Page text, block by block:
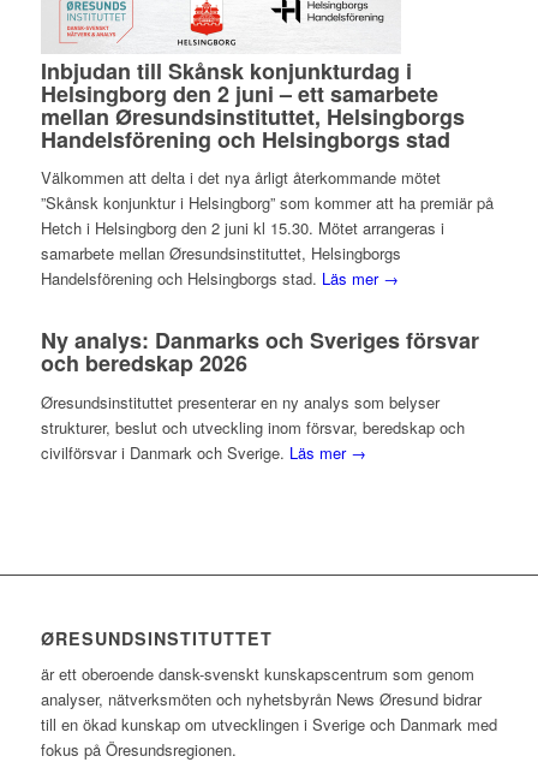
Inbjudan till Skånsk konjunkturdag i
Helsingborg den 2 juni – ett samarbete
mellan Øresundsinstituttet, Helsingborgs
Handelsförening och Helsingborgs stad
Välkommen att delta i det nya årligt återkommande mötet
”Skånsk konjunktur i Helsingborg” som kommer att ha premiär på
Hetch i Helsingborg den 2 juni kl 15.30. Mötet arrangeras i
samarbete mellan Øresundsinstituttet, Helsingborgs
Handelsförening och Helsingborgs stad. Läs mer →
Ny analys: Danmarks och Sveriges försvar
och beredskap 2026
Øresundsinstituttet presenterar en ny analys som belyser
strukturer, beslut och utveckling inom försvar, beredskap och
civilförsvar i Danmark och Sverige. Läs mer →
ØRESUNDSINSTITUTTET
är ett oberoende dansk-svenskt kunskapscentrum som genom
analyser, nätverksmöten och nyhetsbyrån News Øresund bidrar
till en ökad kunskap om utvecklingen i Sverige och Danmark med
fokus på Öresundsregionen.